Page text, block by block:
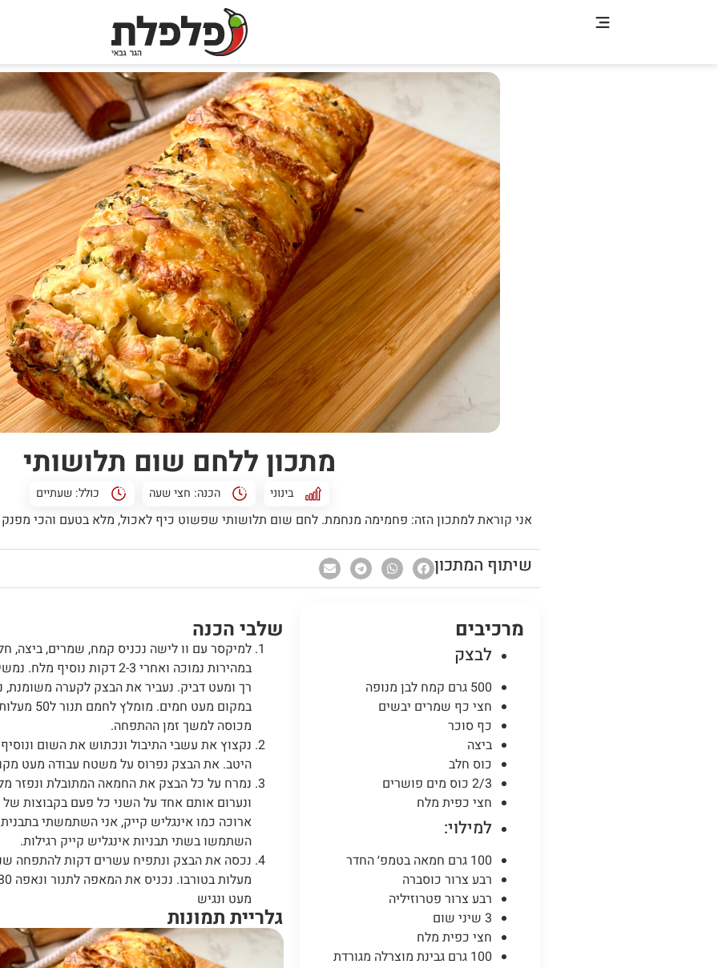
מתכון ללחם שום תלושותי
בינוני הכנה: חצי שעה כולל: שעתיים
אני קוראת למתכון הזה: פחמימה מנחמת. לחם שום תלושותי שפשוט כיף לאכול, מלא בטעם והכי
שיתוף המתכון
מרכיבים
לבצק
500 גרם קמח לבן מנופה
חצי כף שמרים יבשים
כף סוכר
ביצה
כוס חלב
2/3 כוס מים פושרים
חצי כפית מלח
למילוי:
100 גרם חמאה בטמפ׳ החדר
רבע צרור כוסברה
רבע צרור פטרוזיליה
3 שיני שום
חצי כפית מלח
100 גרם גבינת מוצרלה מגורדת
שלבי הכנה
למיקסר עם וו לישה נכניס קמח, שמרים, ביצה,
רך ומעט דביק. נעביר את הבצק לקערה
במקום מעט
מכוסה למשך זמן ההתפחה.
נקצוץ את עשבי התיבול ונכתוש את השום
היטב. את הבצק נפרוס על משטח עבודה מעט
נמרח על כל הבצק את החמאה המתובלת ונפזר
ארוכה כמו אינגליש קייק, אני השתמשתי
השתמשו בשתי תבניות אינגליש קייק רגילות.
מעט ונגיש
גלריית תמונות